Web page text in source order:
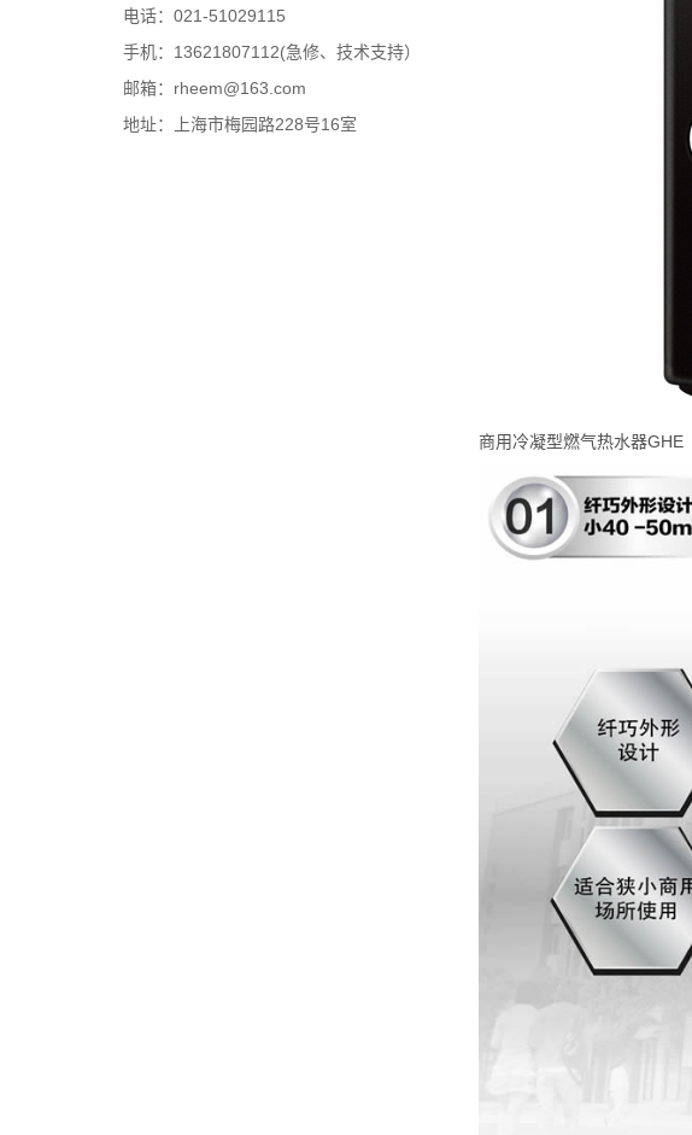
商用冷凝型燃气热水器GHE
电话：021-51029115
手机：13621807112(急修、技术支持）
邮箱：rheem@163.com
地址：上海市梅园路228号16室